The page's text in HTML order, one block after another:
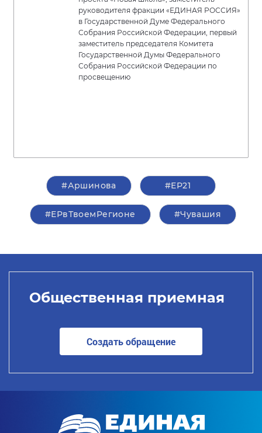
руководителя фракции «ЕДИНАЯ РОССИЯ»
в Государственной Думе Федерального
Собрания Российской Федерации, первый
заместитель председателя Комитета
Государственной Думы Федерального
Собрания Российской Федерации по
просвещению
#Аршинова #ЕР21
#ЕРвТвоемРегионе #Чувашия
Общественная приемная
Создать обращение